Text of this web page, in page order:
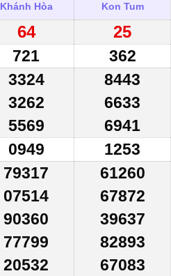
Khánh Hòa Kon Tum
64 25
721 362
3324
3262
5569
8443
6633
6941
0949 1253
79317
07514
90360
77799
20532
61260
67872
39637
82893
67083